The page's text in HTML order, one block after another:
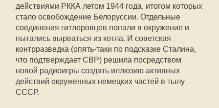
действиями РККА летом 1944 года, итогом которых
стало освобождение Белоруссии. Отдельные
соединения гитлеровцев попали в окружение и
пытались вырваться из котла. И советская
контрразведка (опять-таки по подсказке Сталина,
что подтверждает СВР) решила посредством
новой радиоигры создать иллюзию активных
действий окруженных немецких частей в тылу
СССР.